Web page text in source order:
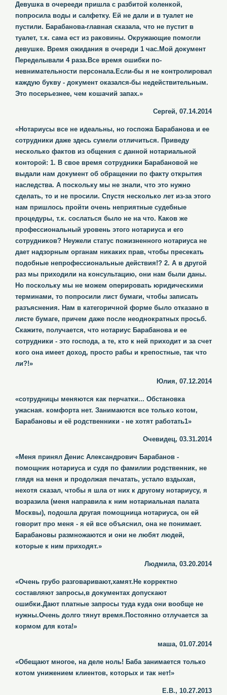
Девушка в очерееди пришла с разбитой коленкой,
попросила воды и салфетку. Ей не дали и в туалет не
пустили. Барабанова-главная сказала, что не пустит в
туалет, т.к. сама ест из раковины. Окружающие помогли
девушке. Время ожидания в очереди 1 час.Мой документ
Переделывали 4 раза.Все время ошибки по-
невнимательности персонала.Если-бы я не контролировал
каждую букву - документ оказался-бы недействительным.
Это посерьезнее, чем кошачий запах.»
Сергей, 07.14.2014
«Нотариусы все не идеальны, но госпожа Барабанова и ее
сотрудники даже здесь сумели отличиться. Приведу
несколько фактов из общения с данной нотариальной
конторой: 1. В свое время сотрудники Барабановой не
выдали нам документ об обращении по факту открытия
наследства. А поскольку мы не знали, что это нужно
сделать, то и не просили. Спустя несколько лет из-за этого
нам пришлось пройти очень неприятные судебные
процедуры, т.к. сослаться было не на что. Каков же
профессиональный уровень этого нотариуса и его
сотрудников? Неужели статус пожизненного нотариуса не
дает надзорным органам никаких прав, чтобы пресекать
подобные непрофессиональные действия!? 2. А в другой
раз мы приходили на консультацию, они нам были даны.
Но поскольку мы не можем оперировать юридическими
терминами, то попросили лист бумаги, чтобы записать
разъяснения. Нам в категоричной форме было отказано в
листе бумаге, причем даже после неоднократных просьб.
Скажите, получается, что нотариус Барабанова и ее
сотрудники - это господа, а те, кто к ней приходит и за счет
кого она имеет доход, просто рабы и крепостные, так что
ли?!»
Юлия, 07.12.2014
«сотрудницы меняются как перчатки... Обстановка
ужасная. комфорта нет. Занимаются все только котом,
Барабановы и её родственники - не хотят работать1»
Очевидец, 03.31.2014
«Меня принял Денис Александрович Барабанов -
помощник нотариуса и судя по фамилии родственник, не
глядя на меня и продолжая печатать, устало вздыхая,
нехотя сказал, чтобы я шла от них к другому нотариусу, я
возразила (меня направила к ним нотариальная палата
Москвы), подошла другая помощница нотариуса, он ей
говорит про меня - я ей все объяснил, она не понимает.
Барабановы размножаются и они не любят людей,
которые к ним приходят.»
Людмила, 03.20.2014
«Очень грубо разговаривают,хамят.Не корректно
составляют запросы,в документах допускают
ошибки.Дают платные запросы туда куда они вообще не
нужны.Очень долго тянут время.Постоянно отлучается за
кормом для кота!»
маша, 01.07.2014
«Обещают многое, на деле ноль! Баба занимается только
котом унижением клиентов, которых и так нет!»
Е.В., 10.27.2013